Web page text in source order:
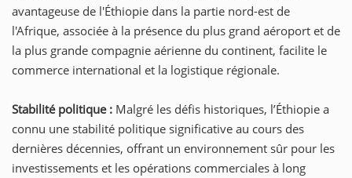
avantageuse de l'Éthiopie dans la partie nord-est de
l'Afrique, associée à la présence du plus grand aéroport et de
la plus grande compagnie aérienne du continent, facilite le
commerce international et la logistique régionale.
Stabilité politique : Malgré les défis historiques, l’Éthiopie a
connu une stabilité politique significative au cours des
dernières décennies, offrant un environnement sûr pour les
investissements et les opérations commerciales à long